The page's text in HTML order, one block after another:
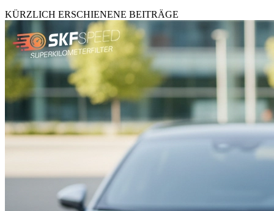
KÜRZLICH ERSCHIENENE BEITRÄGE